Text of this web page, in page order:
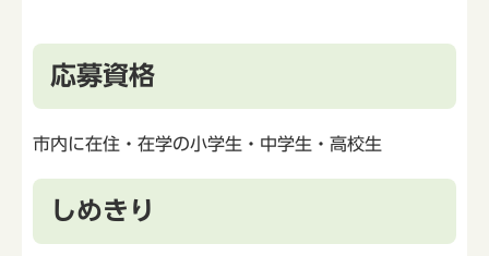
応募資格
市内に在住・在学の小学生・中学生・高校生
しめきり